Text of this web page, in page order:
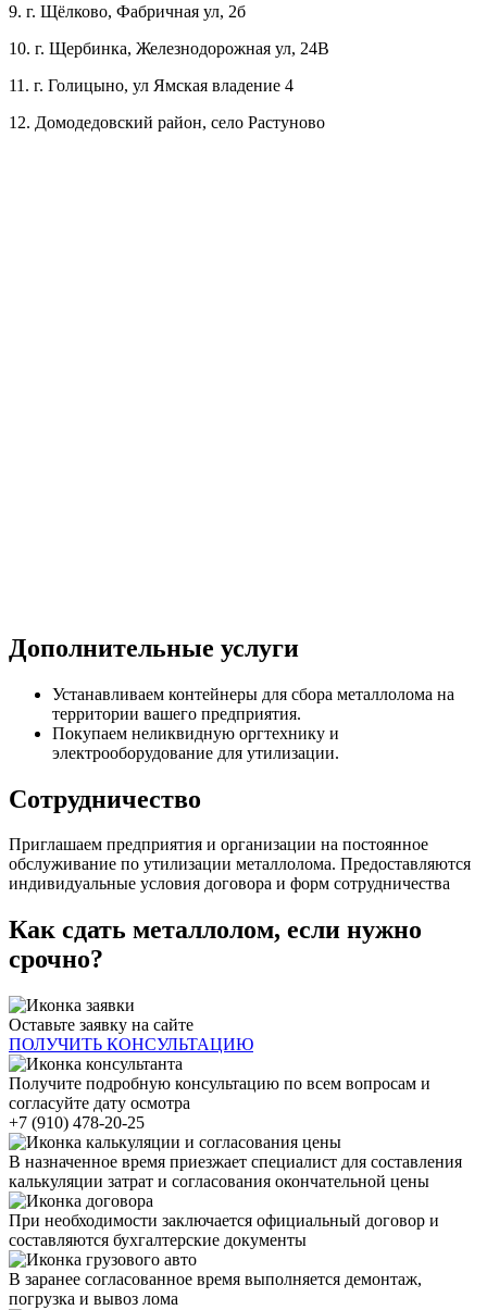
9. г. Щёлково, Фабричная ул, 2б
10. г. Щербинка, Железнодорожная ул, 24В
11. г. Голицыно, ул Ямская владение 4
12. Домодедовский район, село Растуново
Дополнительные услуги
Устанавливаем контейнеры для сбора металлолома на
территории вашего предприятия.
Покупаем неликвидную оргтехнику и
электрооборудование для утилизации.
Сотрудничество
Приглашаем предприятия и организации на постоянное
обслуживание по утилизации металлолома. Предоставляются
индивидуальные условия договора и форм сотрудничества
Как сдать металлолом, если нужно
срочно?
Оставьте заявку на сайте
ПОЛУЧИТЬ КОНСУЛЬТАЦИЮ
Получите подробную консультацию по всем вопросам и
согласуйте дату осмотра
+7 (910) 478-20-25
В назначенное время приезжает специалист для составления
калькуляции затрат и согласования окончательной цены
При необходимости заключается официальный договор и
составляются бухгалтерские документы
В заранее согласованное время выполняется демонтаж,
погрузка и вывоз лома